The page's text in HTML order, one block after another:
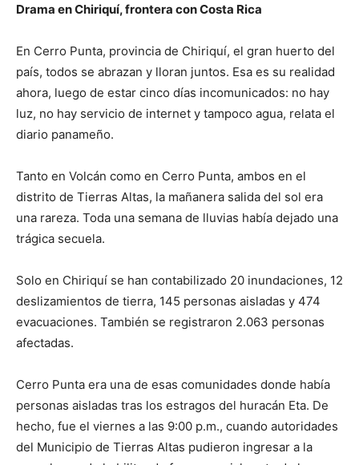
Drama en Chiriquí, frontera con Costa Rica
En Cerro Punta, provincia de Chiriquí, el gran huerto del
país, todos se abrazan y lloran juntos. Esa es su realidad
ahora, luego de estar cinco días incomunicados: no hay
luz, no hay servicio de internet y tampoco agua, relata el
diario panameño.
Tanto en Volcán como en Cerro Punta, ambos en el
distrito de Tierras Altas, la mañanera salida del sol era
una rareza. Toda una semana de lluvias había dejado una
trágica secuela.
Solo en Chiriquí se han contabilizado 20 inundaciones, 12
deslizamientos de tierra, 145 personas aisladas y 474
evacuaciones. También se registraron 2.063 personas
afectadas.
Cerro Punta era una de esas comunidades donde había
personas aisladas tras los estragos del huracán Eta. De
hecho, fue el viernes a las 9:00 p.m., cuando autoridades
del Municipio de Tierras Altas pudieron ingresar a la